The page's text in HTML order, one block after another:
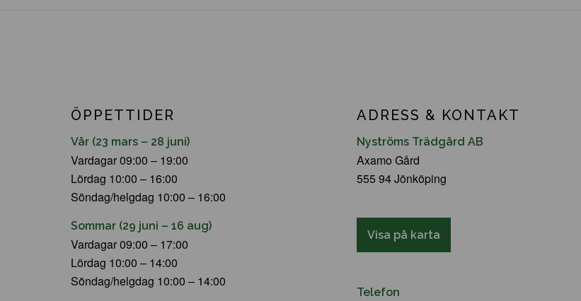
ÖPPETTIDER
Vår (23 mars – 28 juni)
Vardagar 09:00 – 19:00
Lördag 10:00 – 16:00
Söndag/helgdag 10:00 – 16:00
Sommar (29 juni – 16 aug)
Vardagar 09:00 – 17:00
Lördag 10:00 – 14:00
Söndag/helgdag 10:00 – 14:00
ADRESS & KONTAKT
Nyströms Trädgård AB
Axamo Gård
555 94 Jönköping
Visa på karta
Telefon